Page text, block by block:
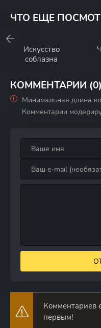
ЧТО ЕЩЕ
Искусство
соблазна
КОММЕНТАРИИ (0)
Минимальная длина
Комментарии
Комментариев
первым!